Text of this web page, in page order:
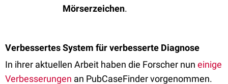
Mörserzeichen.
Verbessertes System für verbesserte Diagnose
In ihrer aktuellen Arbeit haben die Forscher nun einige
Verbesserungen an PubCaseFinder vorgenommen.